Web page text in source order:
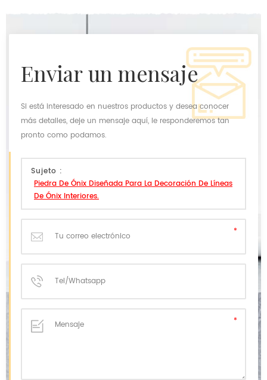
enviar un mensaje
Si está interesado en nuestros productos y desea conocer
más detalles, deje un mensaje aquí, le responderemos tan
pronto como podamos.
Sujeto :
Piedra De Ónix Diseñada Para La Decoración De Líneas
De Ónix Interiores.